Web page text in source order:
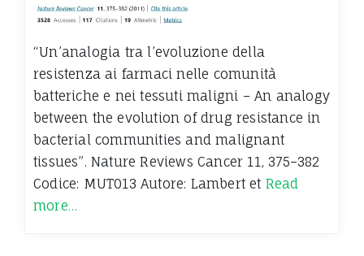
“Un’analogia tra l’evoluzione della
resistenza ai farmaci nelle comunità
batteriche e nei tessuti maligni – An analogy
between the evolution of drug resistance in
bacterial communities and malignant
tissues”. Nature Reviews Cancer 11, 375–382
Codice: MUT013 Autore: Lambert et Read
more…